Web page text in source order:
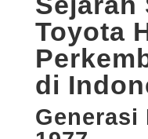
Toyota
di
Generasi